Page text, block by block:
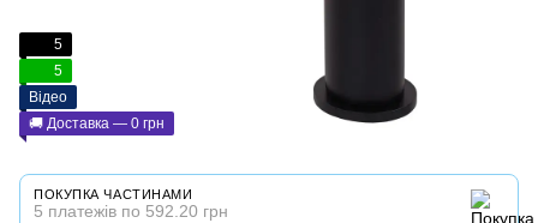
5
5
Відео
🚚 Доставка — 0 грн
ПОКУПКА ЧАСТИНАМИ
5 платежів по 592.20 грн